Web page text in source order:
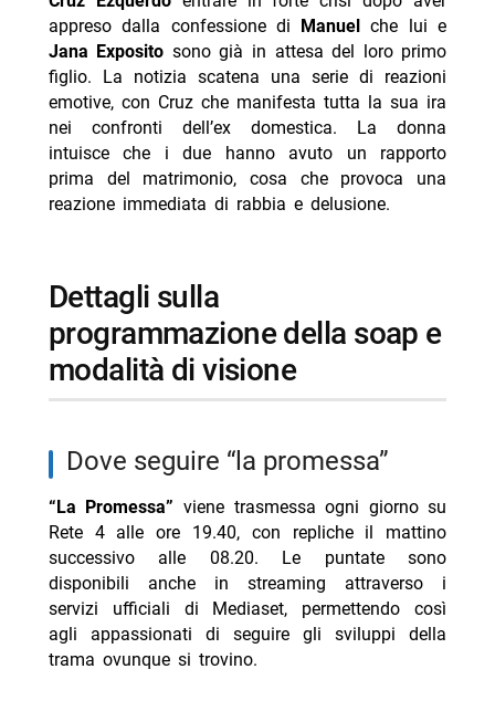
appreso dalla confessione di Manuel che lui e
Jana Exposito sono già in attesa del loro primo
figlio. La notizia scatena una serie di reazioni
emotive, con Cruz che manifesta tutta la sua ira
nei confronti dell’ex domestica. La donna
intuisce che i due hanno avuto un rapporto
prima del matrimonio, cosa che provoca una
reazione immediata di rabbia e delusione.
dettagli sulla
programmazione della soap e
modalità di visione
dove seguire “la promessa”
“La Promessa” viene trasmessa ogni giorno su
Rete 4 alle ore 19.40, con repliche il mattino
successivo alle 08.20. Le puntate sono
disponibili anche in streaming attraverso i
servizi ufficiali di Mediaset, permettendo così
agli appassionati di seguire gli sviluppi della
trama ovunque si trovino.